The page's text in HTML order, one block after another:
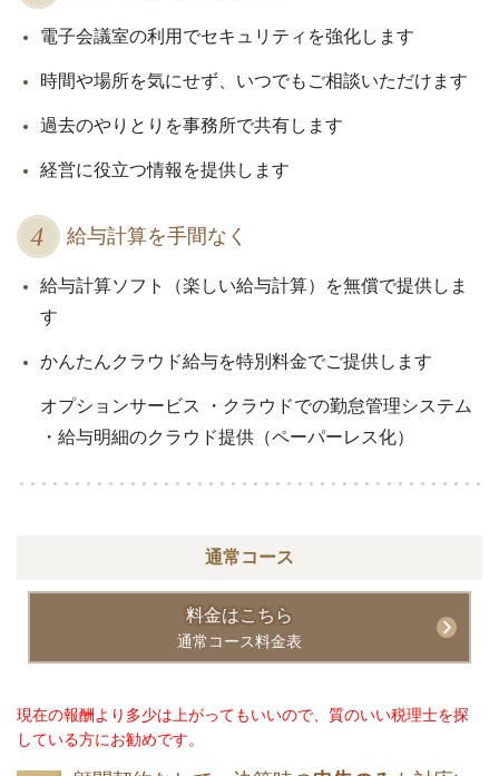
電子会議室の利用でセキュリティを強化します
時間や場所を気にせず、いつでもご相談いただけます
過去のやりとりを事務所で共有します
経営に役立つ情報を提供します
給与計算を手間なく
給与計算ソフト（楽しい給与計算）を無償で提供しま
す
かんたんクラウド給与を特別料金でご提供します
オプションサービス ・クラウドでの勤怠管理システム
・給与明細のクラウド提供（ペーパーレス化）
通常コース
料金はこちら
通常コース料金表
現在の報酬より多少は上がってもいいので、質のいい税理士を探
している方にお勧めです。